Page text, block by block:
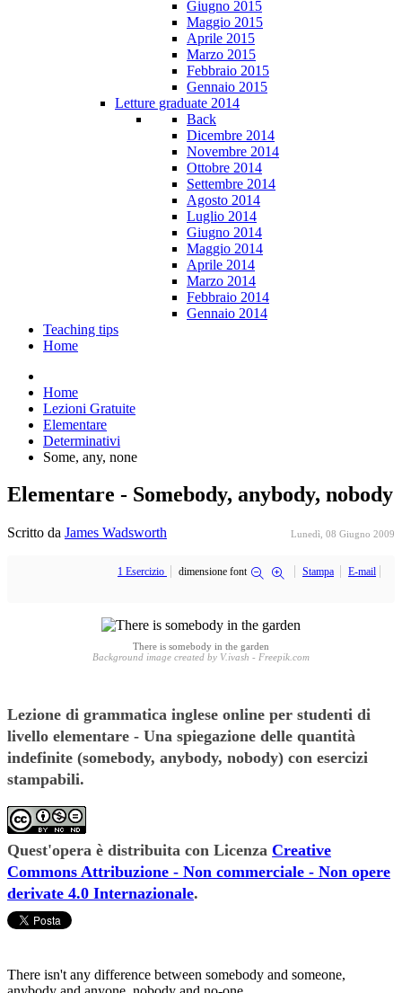
Giugno 2015
Maggio 2015
Aprile 2015
Marzo 2015
Febbraio 2015
Gennaio 2015
Letture graduate 2014
Back
Dicembre 2014
Novembre 2014
Ottobre 2014
Settembre 2014
Agosto 2014
Luglio 2014
Giugno 2014
Maggio 2014
Aprile 2014
Marzo 2014
Febbraio 2014
Gennaio 2014
Teaching tips
Home
Home
Lezioni Gratuite
Elementare
Determinativi
Some, any, none
Elementare - Somebody, anybody, nobody
Scritto da James Wadsworth Lunedì, 08 Giugno 2009
1 Esercizio dimensione font Stampa E-mail
There is somebody in the garden
Background image created by V.ivash - Freepik.com
Lezione di grammatica inglese online per studenti di
livello elementare - Una spiegazione delle quantità
indefinite (somebody, anybody, nobody) con esercizi
stampabili.
Quest'opera è distribuita con Licenza Creative
Commons Attribuzione - Non commerciale - Non opere
derivate 4.0 Internazionale.
There isn't any difference between somebody and someone,